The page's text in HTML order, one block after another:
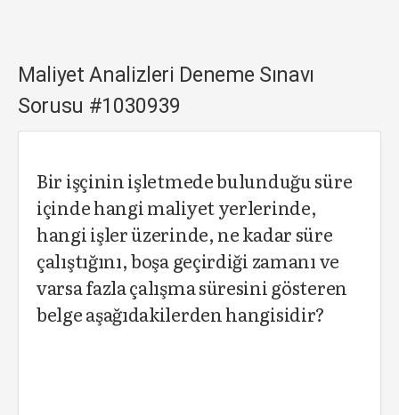
Maliyet Analizleri Deneme Sınavı
Sorusu #1030939
Bir işçinin işletmede bulunduğu süre
içinde hangi maliyet yerlerinde,
hangi işler üzerinde, ne kadar süre
çalıştığını, boşa geçirdiği zamanı ve
varsa fazla çalışma süresini gösteren
belge aşağıdakilerden hangisidir?